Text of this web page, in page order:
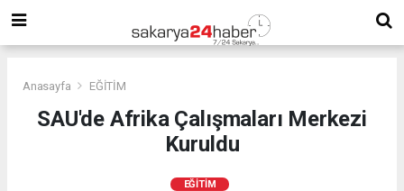
Anasayfa EĞİTİM
SAU'de Afrika Çalışmaları Merkezi
Kuruldu
EĞİTİM